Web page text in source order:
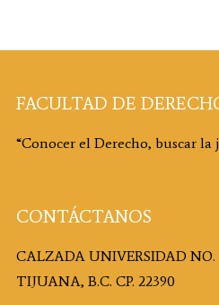
FACULTAD DE
“Conocer el Derecho, buscar la
CONTÁCTANOS
CALZADA UNIVERSIDAD NO.
TIJUANA, B.C. CP. 22390